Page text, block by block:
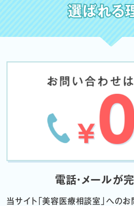
選ばれる
電話・メールが
当サイト「美容医療相談室」への